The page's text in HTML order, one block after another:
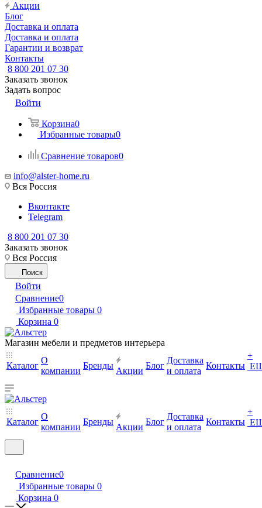
Акции
Блог
Доставка и оплата
Доставка и оплата
Гарантии и возврат
Контакты
8 800 201 07 30
Заказать звонок
Задать вопрос
Войти
Корзина0
Избранные товары0
Сравнение товаров0
info@alster-home.ru
Вся Россия
Вконтакте
Telegram
8 800 201 07 30
Заказать звонок
Вся Россия
Поиск
Войти
Сравнение0
Избранные товары 0
Корзина 0
Магазин мебели и предметов интерьера
Каталог
О
компании
Бренды
Акции
Блог
Доставка
и оплата
Контакты
+
Каталог
О
компании
Бренды
Акции
Блог
Доставка
и оплата
Контакты
+
Сравнение0
Избранные товары 0
Корзина 0